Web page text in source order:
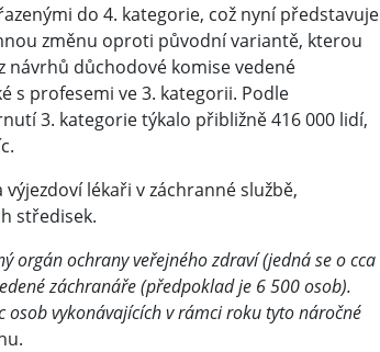
do 4. kategorie, což nyní představuje
změnu oproti původní variantě, kterou
návrhů důchodové komise vedené
s profesemi ve 3. kategorii. Podle
3. kategorie týkalo přibližně 416 000 lidí,
lékaři v záchranné službě,
středisek.
orgán ochrany veřejného zdraví (jedná se o cca
záchranáře (předpoklad je 6 500 osob).
osob vykonávajících v rámci roku tyto náročné